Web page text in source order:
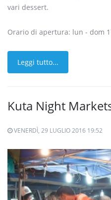
vari dessert.
Orario di apertura: lun - dom
Leggi tutto...
Kuta Night
VENERDÌ, 29 LUGLIO 2016 19:52